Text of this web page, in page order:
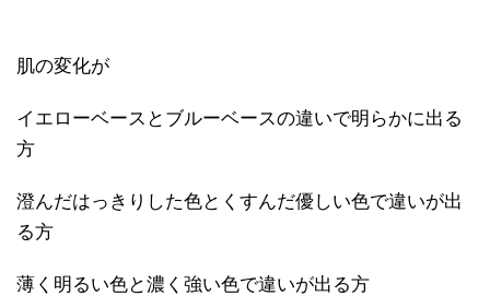
肌の変化が
イエローベースとブルーベースの違いで明らかに出る
方
澄んだはっきりした色とくすんだ優しい色で違いが出
る方
薄く明るい色と濃く強い色で違いが出る方